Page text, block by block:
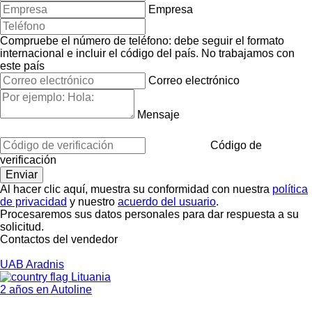
Empresa
Compruebe el número de teléfono: debe seguir el formato
internacional e incluir el código del país. No trabajamos con
este país
Correo electrónico
Mensaje
Código de
verificación
Al hacer clic aquí, muestra su conformidad con nuestra política
de privacidad y nuestro acuerdo del usuario.
Procesaremos sus datos personales para dar respuesta a su
solicitud.
Contactos del vendedor
UAB Aradnis
Lituania
2 años en Autoline